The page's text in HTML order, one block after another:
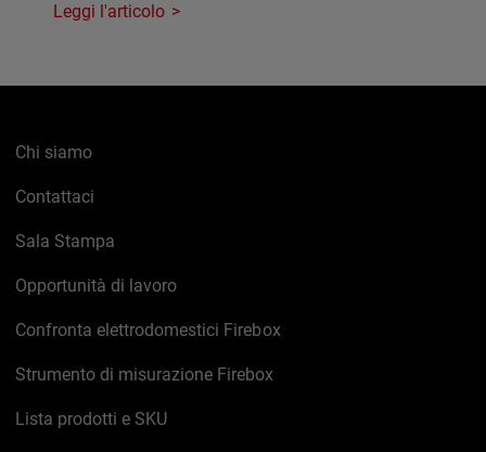
Leggi l'articolo
Chi siamo
Contattaci
Sala Stampa
Opportunità di lavoro
Confronta elettrodomestici Firebox
Strumento di misurazione Firebox
Lista prodotti e SKU